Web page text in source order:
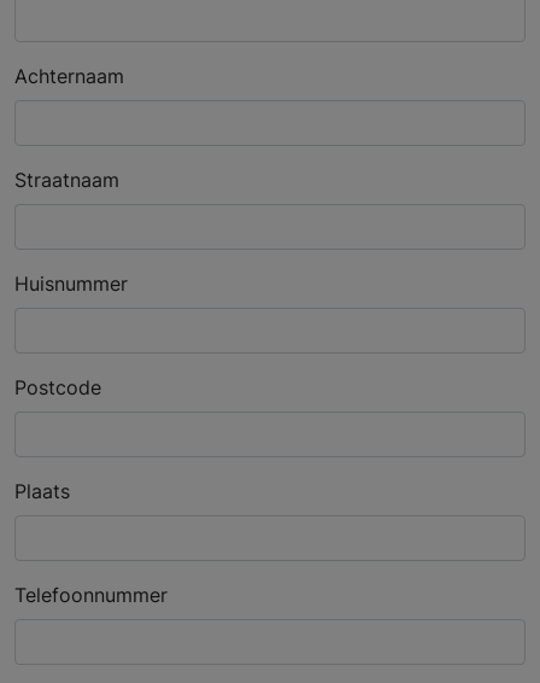
Achternaam
Straatnaam
Huisnummer
Postcode
Plaats
Telefoonnummer